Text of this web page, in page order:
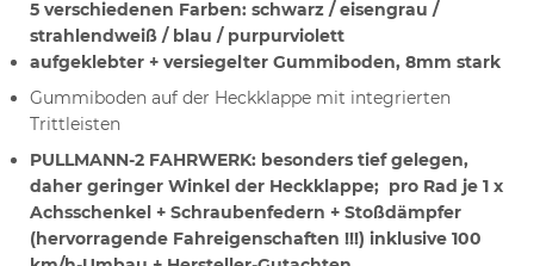
5 verschiedenen Farben: schwarz / eisengrau /
strahlendweiß / blau / purpurviolett
aufgeklebter + versiegelter Gummiboden, 8mm stark
Gummiboden auf der Heckklappe mit integrierten
Trittleisten
PULLMANN-2 FAHRWERK: besonders tief gelegen,
daher geringer Winkel der Heckklappe; pro Rad je 1 x
Achsschenkel + Schraubenfedern + Stoßdämpfer
(hervorragende Fahreigenschaften !!!) inklusive 100